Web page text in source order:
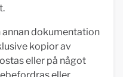
dokumentation
kopior av
eller på något